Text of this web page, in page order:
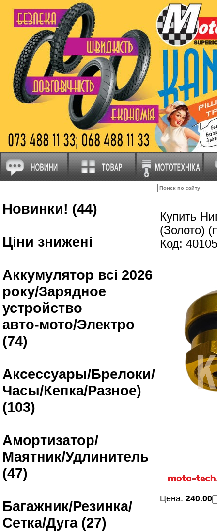
Новинки! (44)
Ціни знижені
Аккумулятор всі 2026
року/Зарядное
устройство
авто-мото/Электро
(74)
Аксессуары/Брелоки/
Часы/Кепка/Разное)
(103)
Амортизатор/
Маятник/Удлинитель
(47)
Багажник/Резинка/
Сетка/Дуга (27)
Купить
(Золото)
Код:
Цена: 240.00